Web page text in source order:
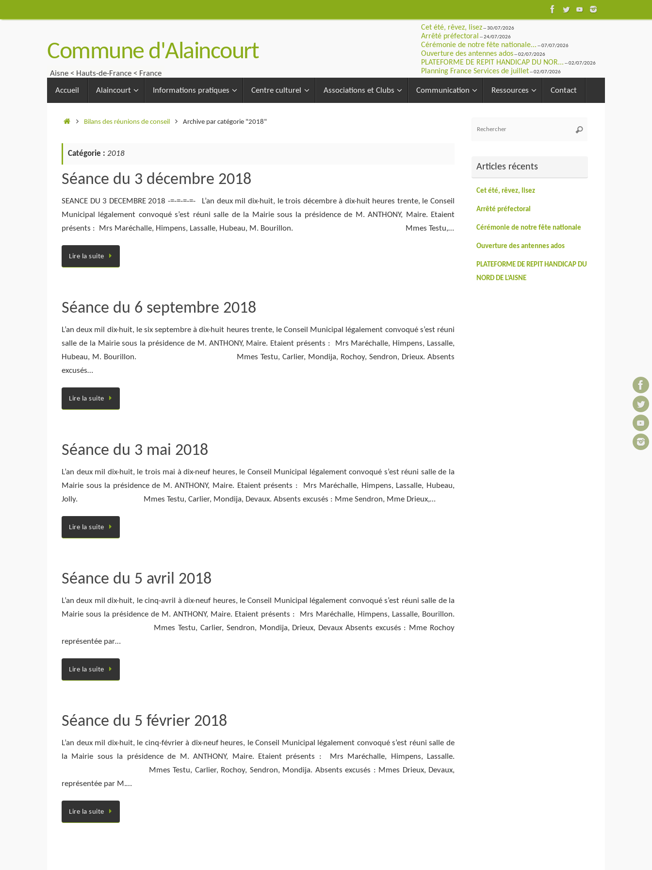
au
Commune d'Alaincourt
Aisne < Hauts-de-France < France
Cet été, rêvez, lisez-- 30/07/2026
Arrêté préfectoral -- 24/07/2026
Cérémonie de notre fête nationale... -- 07/07/2026
Ouverture des antennes ados-- 02/07/2026
PLATEFORME DE REPIT HANDICAP DU NOR... -- 02/07/2026
Planning France Services de juillet-- 02/07/2026
contenu
Accueil Alaincourt Informations pratiques Centre culturel Associations et Clubs Communication Ressources Contact
AccueilBilans des réunions de conseil Archive par catégorie "2018"
Catégorie : 2018
Séance du 3 décembre 2018
SEANCE DU 3 DECEMBRE 2018 -=-=-=-=- L’an deux mil dix-huit, le trois décembre à dix-huit heures trente, le Conseil
Municipal légalement convoqué s’est réuni salle de la Mairie sous la présidence de M. ANTHONY, Maire. Etaient
présents : Mrs Maréchalle, Himpens, Lassalle, Hubeau, M. Bourillon. Mmes Testu,…
Lire la suite
Séance du 6 septembre 2018
L’an deux mil dix-huit, le six septembre à dix-huit heures trente, le Conseil Municipal légalement convoqué s’est réuni
salle de la Mairie sous la présidence de M. ANTHONY, Maire. Etaient présents : Mrs Maréchalle, Himpens, Lassalle,
Hubeau, M. Bourillon. Mmes Testu, Carlier, Mondija, Rochoy, Sendron, Drieux. Absents
excusés…
Lire la suite
Séance du 3 mai 2018
L’an deux mil dix-huit, le trois mai à dix-neuf heures, le Conseil Municipal légalement convoqué s’est réuni salle de la
Mairie sous la présidence de M. ANTHONY, Maire. Etaient présents : Mrs Maréchalle, Himpens, Lassalle, Hubeau,
Jolly. Mmes Testu, Carlier, Mondija, Devaux. Absents excusés : Mme Sendron, Mme Drieux,…
Lire la suite
Séance du 5 avril 2018
L’an deux mil dix-huit, le cinq-avril à dix-neuf heures, le Conseil Municipal légalement convoqué s’est réuni salle de la
Mairie sous la présidence de M. ANTHONY, Maire. Etaient présents : Mrs Maréchalle, Himpens, Lassalle, Bourillon.
Mmes Testu, Carlier, Sendron, Mondija, Drieux, Devaux Absents excusés : Mme Rochoy
représentée par…
Lire la suite
Séance du 5 février 2018
L’an deux mil dix-huit, le cinq-février à dix-neuf heures, le Conseil Municipal légalement convoqué s’est réuni salle de
la Mairie sous la présidence de M. ANTHONY, Maire. Etaient présents : Mrs Maréchalle, Himpens, Lassalle.
Mmes Testu, Carlier, Rochoy, Sendron, Mondija. Absents excusés : Mmes Drieux, Devaux,
représentée par M.…
Lire la suite
Rechercher
Articles récents
Cet été, rêvez, lisez
Arrêté préfectoral
Cérémonie de notre fête nationale
Ouverture des antennes ados
PLATEFORME DE REPIT HANDICAP DU
NORD DE L’AISNE